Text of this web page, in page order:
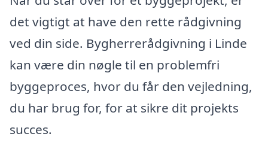
det vigtigt at have den rette rådgivning
ved din side. Bygherrerådgivning i Linde
kan være din nøgle til en problemfri
byggeproces, hvor du får den vejledning,
du har brug for, for at sikre dit projekts
succes.